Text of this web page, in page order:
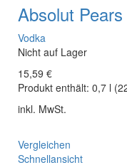
Absolut
Vodka
Nicht auf Lager
15,59 €
Produkt enthält: 0,7 l (
inkl. MwSt.
Vergleichen
Schnellansicht